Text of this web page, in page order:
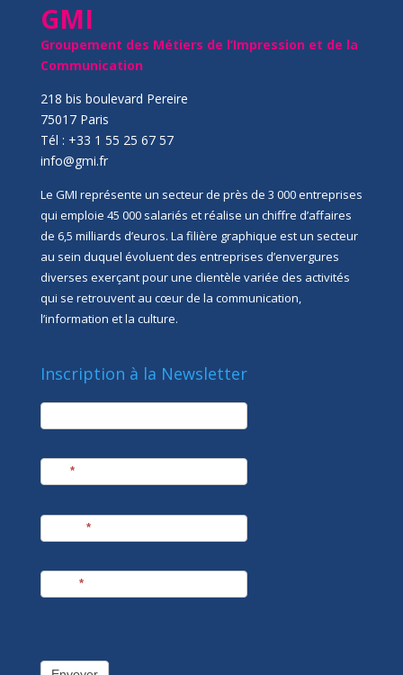
GMI
Groupement des Métiers de l’Impression et de la
Communication
218 bis boulevard Pereire
75017 Paris
Tél : +33 1 55 25 67 57
info@gmi.fr
Le GMI représente un secteur de près de 3 000 entreprises
qui emploie 45 000 salariés et réalise un chiffre d’affaires
de 6,5 milliards d’euros. La filière graphique est un secteur
au sein duquel évoluent des entreprises d’envergures
diverses exerçant pour une clientèle variée des activités
qui se retrouvent au cœur de la communication,
l’information et la culture.
Inscription à la Newsletter
newsletter
*
*
*